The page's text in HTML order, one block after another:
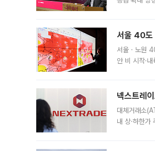
서울 40
서울ㆍ노원
안 비 시작·
넥스트레
대체거래소
내 상·하한가